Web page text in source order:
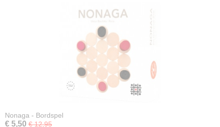
Nonaga - Bordspel
€ 5,50 € 12,95